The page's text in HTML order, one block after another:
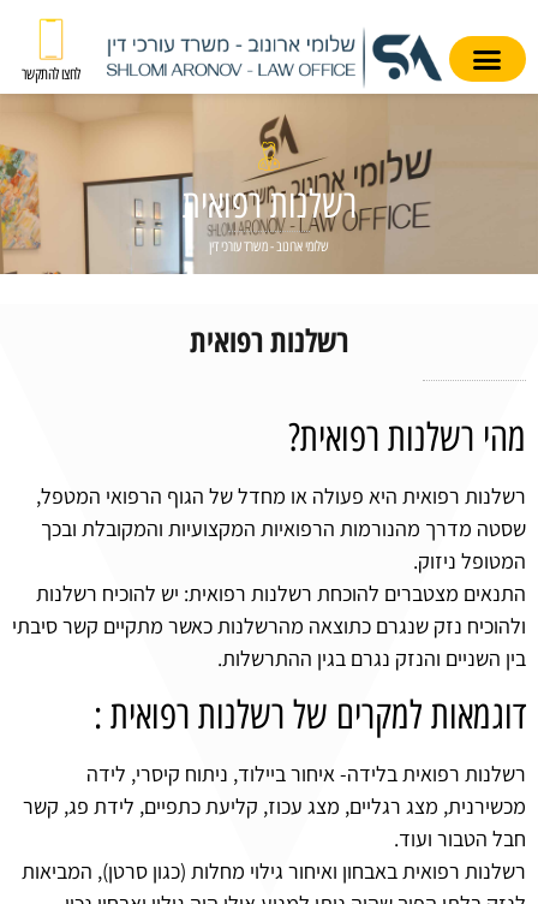
לחצו להתקשר
רשלנות רפואית
שלומי ארונוב - משרד עורכי דין
רשלנות רפואית
מהי רשלנות רפואית?
רשלנות רפואית היא פעולה או מחדל של הגוף הרפואי המטפל,
שסטה מדרך מהנורמות הרפואיות המקצועיות והמקובלת ובכך
המטופל ניזוק.
התנאים מצטברים להוכחת רשלנות רפואית: יש להוכיח רשלנות
ולהוכיח נזק שנגרם כתוצאה מהרשלנות כאשר מתקיים קשר סיבתי
בין השניים והנזק נגרם בגין ההתרשלות.
דוגמאות למקרים של רשלנות רפואית :
רשלנות רפואית בלידה- איחור ביילוד, ניתוח קיסרי, לידה
מכשירנית, מצג רגליים, מצג עכוז, קליעת כתפיים, לידת פג, קשר
חבל הטבור ועוד.
רשלנות רפואית באבחון ואיחור גילוי מחלות (כגון סרטן), המביאות